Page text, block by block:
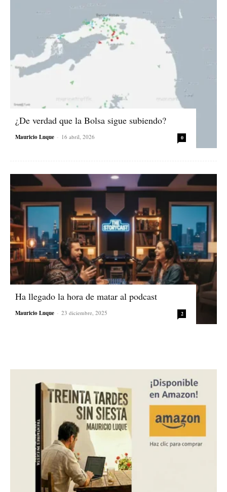
¿De verdad que la Bolsa sigue subiendo?
Mauricio Luque - 16 abril, 2026 0
Ha llegado la hora de matar al podcast
Mauricio Luque - 23 diciembre, 2025 2